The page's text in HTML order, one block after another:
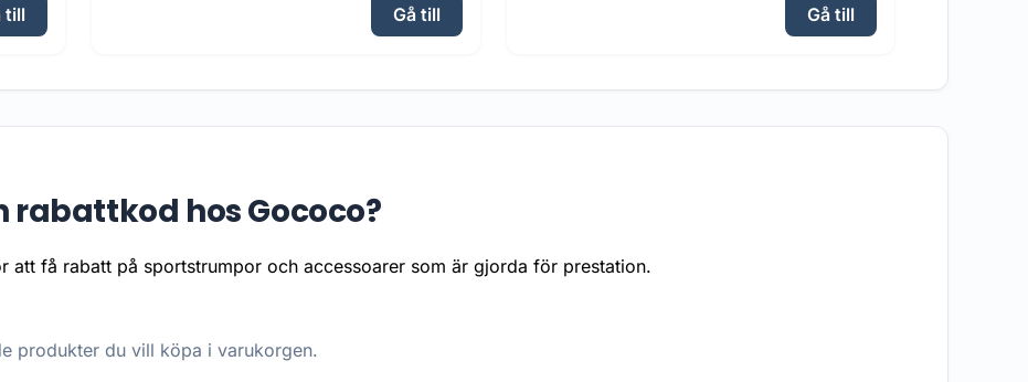
till Gå till Gå till
hos Gococo?
att få rabatt på sportstrumpor och accessoarer som är gjorda för prestation.
produkter du vill köpa i varukorgen.